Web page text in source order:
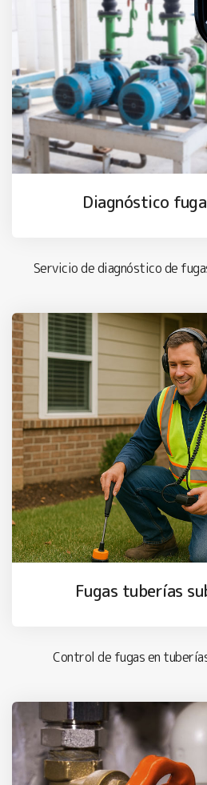
Diagnóstico
Servicio de diagnóstico de
Fugas tuberías
Control de fugas en